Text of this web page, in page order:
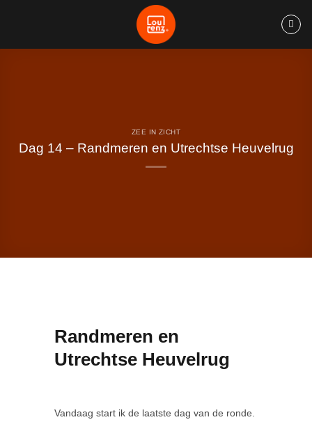
ZEE IN ZICHT
Dag 14 – Randmeren en Utrechtse Heuvelrug
Randmeren en
Utrechtse Heuvelrug
Vandaag start ik de laatste dag van de ronde.